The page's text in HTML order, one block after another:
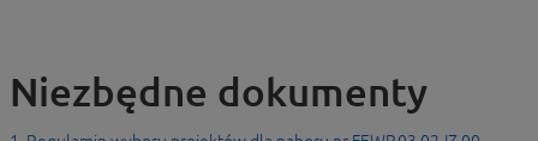
Niezbędne dokumenty